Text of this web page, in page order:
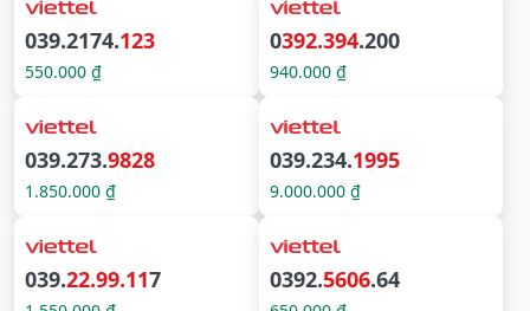
039.2174.123
550.000 ₫
0392.394.200
940.000 ₫
039.273.9828
1.850.000 ₫
039.234.1995
9.000.000 ₫
039.22.99.117 0392.5606.64